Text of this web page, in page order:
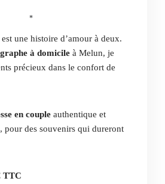
*
une histoire d’amour à deux.
à domicile à Melun, je
précieux dans le confort de
en couple authentique et
pour des souvenirs qui dureront
TTC